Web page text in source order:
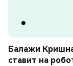
Балажи
ставит на